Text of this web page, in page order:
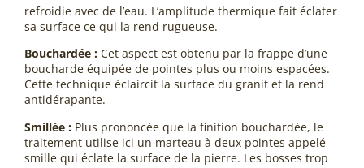
refroidie avec de l’eau. L’amplitude thermique fait éclater
sa surface ce qui la rend rugueuse.
Bouchardée : Cet aspect est obtenu par la frappe d’une
boucharde équipée de pointes plus ou moins espacées.
Cette technique éclaircit la surface du granit et la rend
antidérapante.
Smillée : Plus prononcée que la finition bouchardée, le
traitement utilise ici un marteau à deux pointes appelé
smille qui éclate la surface de la pierre. Les bosses trop